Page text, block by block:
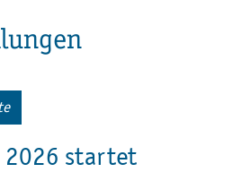
2026 startet